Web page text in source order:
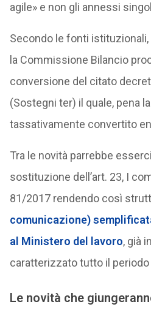
agile» e non gli annessi
Secondo le fonti
la Commissione Bilancio
conversione del citato
(Sostegni ter) il quale, pena
tassativamente convertito
Tra le novità parrebbe
sostituzione dell’art. 23, I
81/2017 rendendo così
comunicazione)
al Ministero del lavoro, già
caratterizzato tutto il periodo
Le novità che